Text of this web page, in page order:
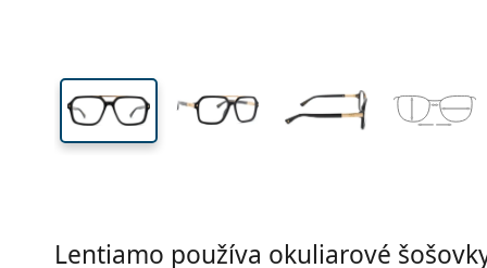
Lentiamo používa okuliarové